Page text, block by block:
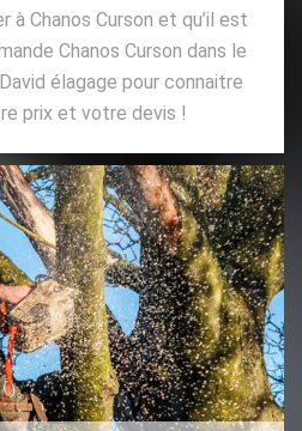
à Chanos Curson et qu’il est
Chanos Curson dans le
élagage pour connaitre
prix et votre devis !